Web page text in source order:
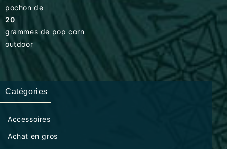
pochon de
20
grammes de pop corn
outdoor
Catégories
Accessoires
Achat en gros